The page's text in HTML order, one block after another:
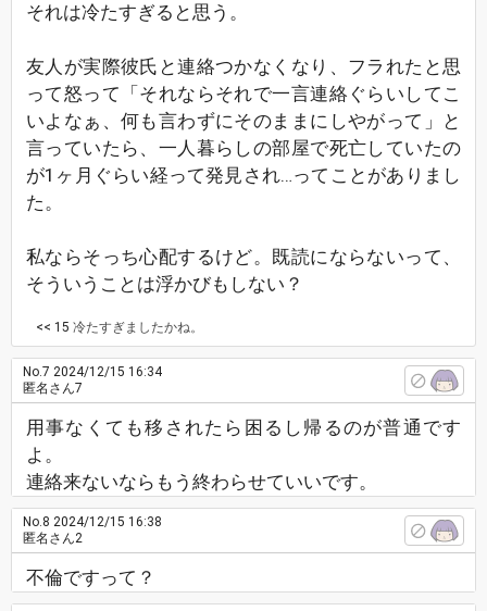
それは冷たすぎると思う。
友人が実際彼氏と連絡つかなくなり、フラれたと思
って怒って「それならそれで一言連絡ぐらいしてこ
いよなぁ、何も言わずにそのままにしやがって」と
言っていたら、一人暮らしの部屋で死亡していたの
が1ヶ月ぐらい経って発見され…ってことがありまし
た。
私ならそっち心配するけど。既読にならないって、
そういうことは浮かびもしない？
<< 15 冷たすぎましたかね。
No.7 2024/12/15 16:34
匿名さん7
用事なくても移されたら困るし帰るのが普通です
よ。
連絡来ないならもう終わらせていいです。
No.8 2024/12/15 16:38
匿名さん2
不倫ですって？